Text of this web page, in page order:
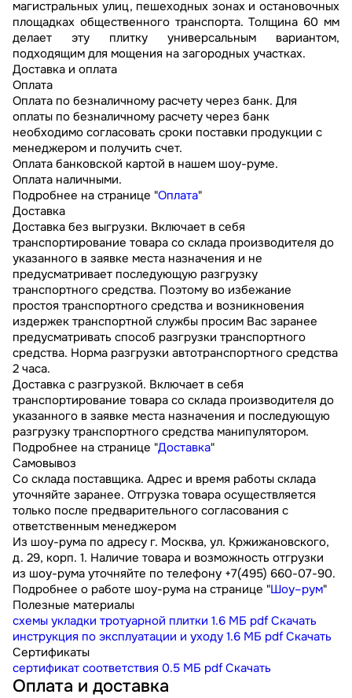
магистральных улиц, пешеходных зонах и остановочных
площадках общественного транспорта. Толщина 60 мм
делает эту плитку универсальным вариантом,
подходящим для мощения на загородных участках.
Доставка и оплата
Оплата
Оплата по безналичному расчету через банк. Для
оплаты по безналичному расчету через банк
необходимо согласовать сроки поставки продукции с
менеджером и получить счет.
Оплата банковской картой в нашем шоу-руме.
Оплата наличными.
Подробнее на странице "Оплата"
Доставка
Доставка без выгрузки. Включает в себя
транспортирование товара со склада производителя до
указанного в заявке места назначения и не
предусматривает последующую разгрузку
транспортного средства. Поэтому во избежание
простоя транспортного средства и возникновения
издержек транспортной службы просим Вас заранее
предусматривать способ разгрузки транспортного
средства. Норма разгрузки автотранспортного средства
2 часа.
Доставка с разгрузкой. Включает в себя
транспортирование товара со склада производителя до
указанного в заявке места назначения и последующую
разгрузку транспортного средства манипулятором.
Подробнее на странице "Доставка"
Самовывоз
Со склада поставщика. Адрес и время работы склада
уточняйте заранее. Отгрузка товара осуществляется
только после предварительного согласования с
ответственным менеджером
Из шоу-рума по адресу г. Москва, ул. Кржижановского,
д. 29, корп. 1. Наличие товара и возможность отгрузки
из шоу-рума уточняйте по телефону +7(495) 660-07-90.
Подробнее о работе шоу-рума на странице "Шоу–рум"
Полезные материалы
схемы укладки тротуарной плитки 1.6 МБ pdf Скачать
инструкция по эксплуатации и уходу 1.6 МБ pdf Скачать
Сертификаты
сертификат соответствия 0.5 МБ pdf Скачать
Оплата и доставка